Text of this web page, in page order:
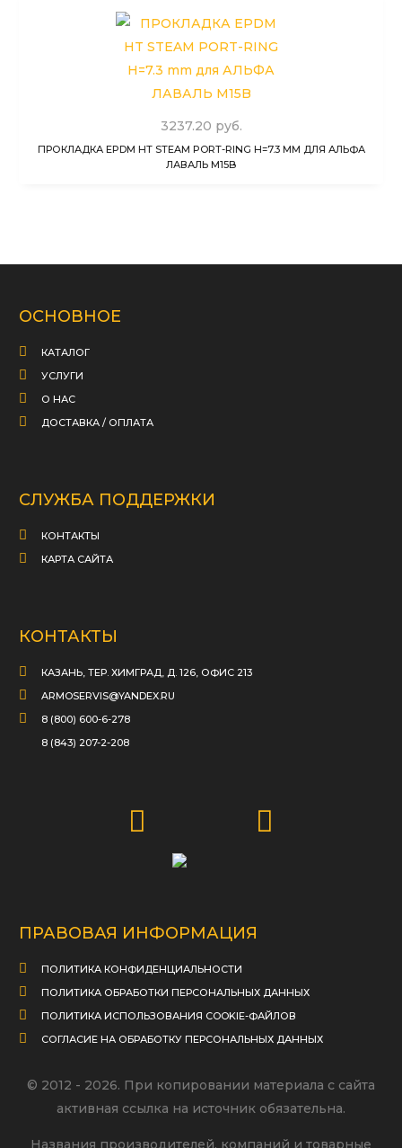
3237.20 руб.
ПРОКЛАДКА EPDM HT STEAM PORT-RING H=7.3 MM ДЛЯ АЛЬФА
ЛАВАЛЬ M15B
ОСНОВНОЕ
КАТАЛОГ
УСЛУГИ
О НАС
ДОСТАВКА / ОПЛАТА
СЛУЖБА ПОДДЕРЖКИ
КОНТАКТЫ
КАРТА САЙТА
КОНТАКТЫ
КАЗАНЬ, ТЕР. ХИМГРАД, Д. 126, ОФИС 213
ARMOSERVIS@YANDEX.RU
8 (800) 600-6-278
8 (843) 207-2-208
ПРАВОВАЯ ИНФОРМАЦИЯ
ПОЛИТИКА КОНФИДЕНЦИАЛЬНОСТИ
ПОЛИТИКА ОБРАБОТКИ ПЕРСОНАЛЬНЫХ ДАННЫХ
ПОЛИТИКА ИСПОЛЬЗОВАНИЯ COOKIE-ФАЙЛОВ
СОГЛАСИЕ НА ОБРАБОТКУ ПЕРСОНАЛЬНЫХ ДАННЫХ
© 2012 - 2026. При копировании материала с сайта
активная ссылка на источник обязательна.